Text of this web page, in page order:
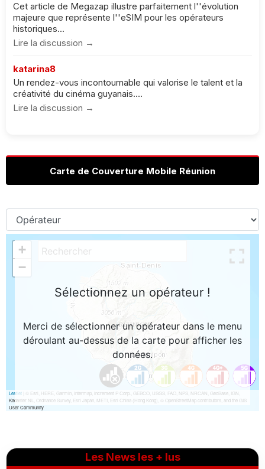
Cet article de Megazap illustre parfaitement l''évolution
majeure que représente l''eSIM pour les opérateurs
historiques...
Lire la discussion →
katarina8
Un rendez-vous incontournable qui valorise le talent et la
créativité du cinéma guyanais....
Lire la discussion →
Carte de Couverture Mobile Réunion
Les News les + lus